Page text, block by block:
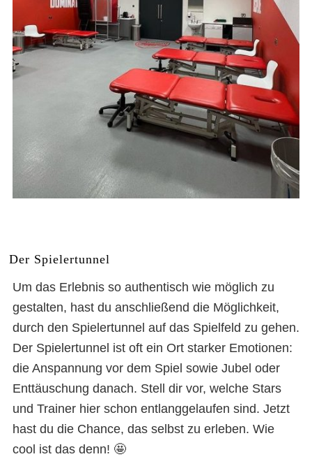
Der Spielertunnel
Um das Erlebnis so authentisch wie möglich zu
gestalten, hast du anschließend die Möglichkeit,
durch den Spielertunnel auf das Spielfeld zu gehen.
Der Spielertunnel ist oft ein Ort starker Emotionen:
die Anspannung vor dem Spiel sowie Jubel oder
Enttäuschung danach. Stell dir vor, welche Stars
und Trainer hier schon entlanggelaufen sind. Jetzt
hast du die Chance, das selbst zu erleben. Wie
cool ist das denn! 🤩